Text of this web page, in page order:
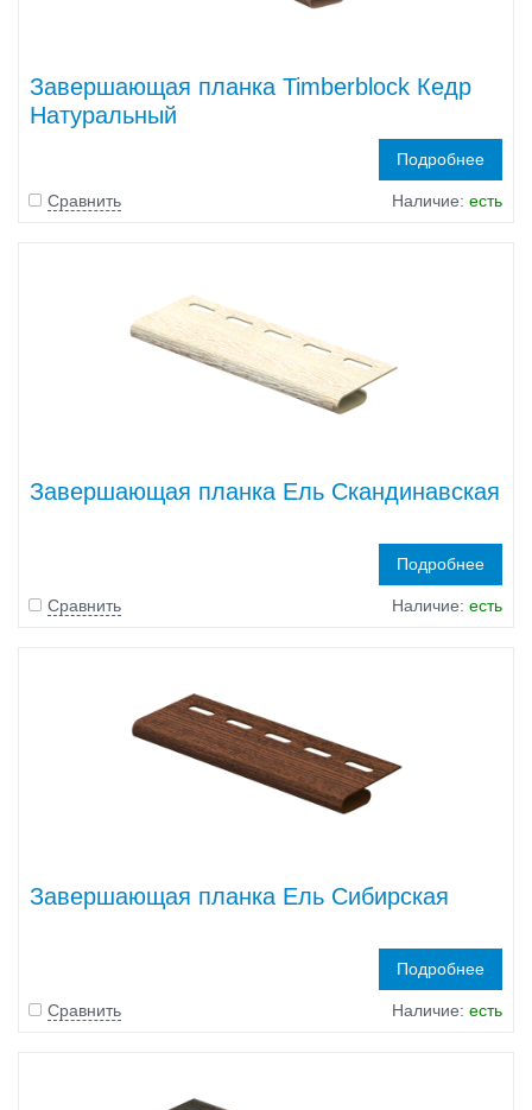
Завершающая планка Timberblock Кедр
Натуральный
Подробнее
Сравнить Наличие: есть
Завершающая планка Ель Скандинавская
Подробнее
Сравнить Наличие: есть
Завершающая планка Ель Сибирская
Подробнее
Сравнить Наличие: есть